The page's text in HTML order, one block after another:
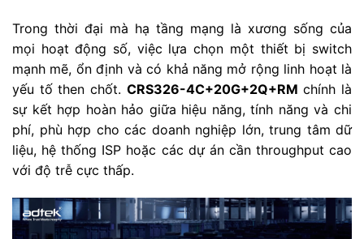
Trong thời đại mà hạ tầng mạng là xương sống của
mọi hoạt động số, việc lựa chọn một thiết bị switch
mạnh mẽ, ổn định và có khả năng mở rộng linh hoạt là
yếu tố then chốt. CRS326-4C+20G+2Q+RM chính là
sự kết hợp hoàn hảo giữa hiệu năng, tính năng và chi
phí, phù hợp cho các doanh nghiệp lớn, trung tâm dữ
liệu, hệ thống ISP hoặc các dự án cần throughput cao
với độ trễ cực thấp.